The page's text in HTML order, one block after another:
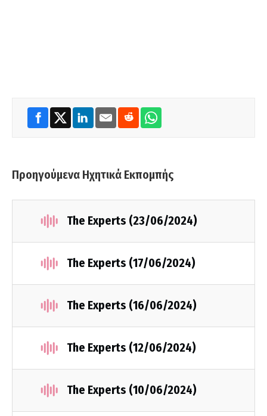
Προηγούμενα Ηχητικά Εκπομπής
The Experts (23/06/2024)
The Experts (17/06/2024)
The Experts (16/06/2024)
The Experts (12/06/2024)
The Experts (10/06/2024)